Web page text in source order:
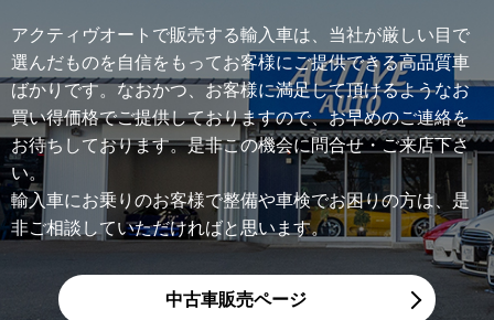
アクティヴオートで販売する輸入車は、当社が厳しい目で
選んだものを自信をもってお客様にご提供できる高品質車
ばかりです。なおかつ、お客様に満足して頂けるようなお
買い得価格でご提供しておりますので、お早めのご連絡を
お待ちしております。是非この機会に問合せ・ご来店下さ
い。
輸入車にお乗りのお客様で整備や車検でお困りの方は、是
非ご相談していただければと思います。
中古車販売ページ